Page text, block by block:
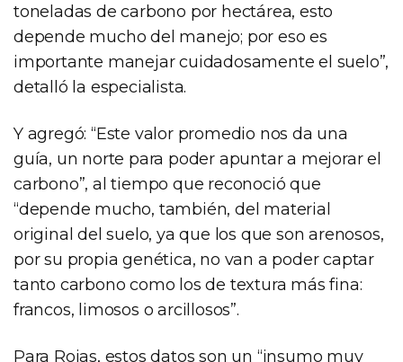
toneladas de carbono por hectárea, esto
depende mucho del manejo; por eso es
importante manejar cuidadosamente el suelo”,
detalló la especialista.
Y agregó: “Este valor promedio nos da una
guía, un norte para poder apuntar a mejorar el
carbono”, al tiempo que reconoció que
“depende mucho, también, del material
original del suelo, ya que los que son arenosos,
por su propia genética, no van a poder captar
tanto carbono como los de textura más fina:
francos, limosos o arcillosos”.
Para Rojas, estos datos son un “insumo muy